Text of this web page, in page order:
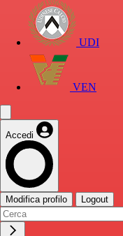
UDI
VEN
Accedi
Modifica profilo Logout